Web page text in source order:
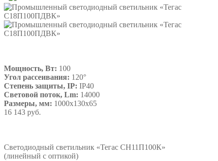
Мощность, Вт: 100
Угол рассеивания: 120°
Степень защиты, IP: IP40
Световой поток, Lm: 14000
Размеры, мм: 1000х130х65
16 143 руб.
Светодиодный светильник «Тегас СН11П100К»
(линейный с оптикой)